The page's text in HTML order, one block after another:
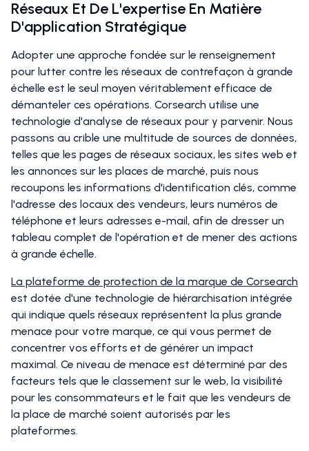
Réseaux Et De L'expertise En Matière
D'application Stratégique
Adopter une approche fondée sur le renseignement
pour lutter contre les réseaux de contrefaçon à grande
échelle est le seul moyen véritablement efficace de
démanteler ces opérations. Corsearch utilise une
technologie d'analyse de réseaux pour y parvenir. Nous
passons au crible une multitude de sources de données,
telles que les pages de réseaux sociaux, les sites web et
les annonces sur les places de marché, puis nous
recoupons les informations d'identification clés, comme
l'adresse des locaux des vendeurs, leurs numéros de
téléphone et leurs adresses e-mail, afin de dresser un
tableau complet de l'opération et de mener des actions
à grande échelle.
La plateforme de protection de la marque de Corsearch
est dotée d'une technologie de hiérarchisation intégrée
qui indique quels réseaux représentent la plus grande
menace pour votre marque, ce qui vous permet de
concentrer vos efforts et de générer un impact
maximal. Ce niveau de menace est déterminé par des
facteurs tels que le classement sur le web, la visibilité
pour les consommateurs et le fait que les vendeurs de
la place de marché soient autorisés par les
plateformes.